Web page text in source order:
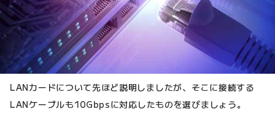
LANカードについて先ほど説明しましたが、そこに接続する
LANケーブルも10Gbpsに対応したものを選びましょう。